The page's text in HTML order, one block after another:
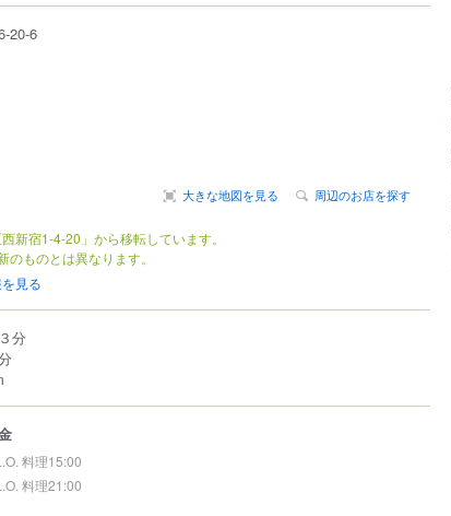
20-6
大きな地図を見る 周辺のお店を探す
新宿1-4-20」から移転しています。
ものとは異なります。
見る
分
料理15:00
料理21:00